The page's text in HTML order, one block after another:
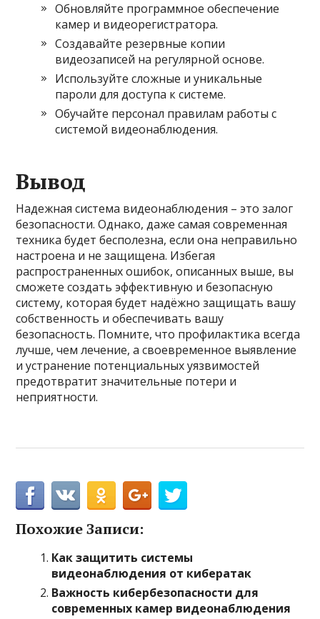
Обновляйте программное обеспечение
камер и видеорегистратора.
Создавайте резервные копии
видеозаписей на регулярной основе.
Используйте сложные и уникальные
пароли для доступа к системе.
Обучайте персонал правилам работы с
системой видеонаблюдения.
Вывод
Надежная система видеонаблюдения – это залог
безопасности. Однако, даже самая современная
техника будет бесполезна, если она неправильно
настроена и не защищена. Избегая
распространенных ошибок, описанных выше, вы
сможете создать эффективную и безопасную
систему, которая будет надёжно защищать вашу
собственность и обеспечивать вашу
безопасность. Помните, что профилактика всегда
лучше, чем лечение, а своевременное выявление
и устранение потенциальных уязвимостей
предотвратит значительные потери и
неприятности.
Похожие Записи:
Как защитить системы
видеонаблюдения от кибератак
Важность кибербезопасности для
современных камер видеонаблюдения